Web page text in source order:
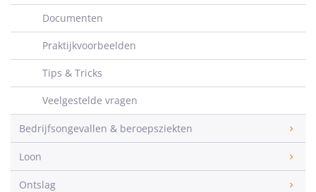
Documenten
Praktijkvoorbeelden
Tips & Tricks
Veelgestelde vragen
Bedrijfsongevallen & beroepsziekten
Loon
Ontslag